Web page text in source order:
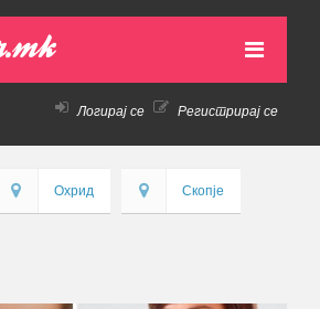
Логирај се Регистрирај се
Охрид Скопје